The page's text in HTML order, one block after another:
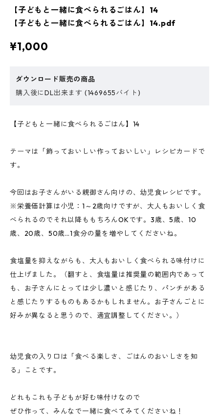
【子どもと一緒に食べられるごはん】14
【子どもと一緒に食べられるごはん】14.pdf
¥1,000
ダウンロード販売の商品
購入後にDL出来ます (1469655バイト)
【子どもと一緒に食べられるごはん】14
テーマは「飾っておいしい作っておいしい」レシピカードで
す。
今回はお子さんがいる親御さん向けの、幼児食レシピです。
※栄養価計算は小児：1～2歳向けですが、大人もおいしく食
べられるのでそれ以降ももちろんOKです。3歳、5歳、10
歳、20歳、50歳…1食分の量を増やしてくださいね。
食塩量を抑えながらも、大人もおいしく食べられる味付けに
仕上げました。（翻すと、食塩量は推奨量の範囲内であって
も、お子さんにとっては少し濃いと感じたり、パンチがある
と感じたりするものもあるかもしれません。お子さんごとに
好みが異なると思うので、適宜調整してください。）
幼児食の入り口は「食べる楽しさ、ごはんのおいしさを知
る」ことです。
どれもこれも子どもが好む味付けなので
ぜひ作って、みんなで一緒に食べてみてくださいね！